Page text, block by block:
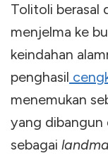
Tolitoli berasal
menjelma ke
keindahan
penghasil
menemukan
yang
sebagai